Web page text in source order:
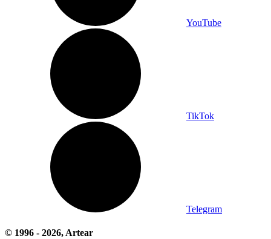
YouTube
TikTok
Telegram
© 1996 - 2026, Artear